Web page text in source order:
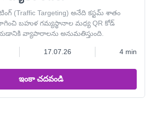
(Traffic Targeting) అనేది కస్టమ్ శాతం
బహుళ గమ్యస్థానాల మధ్య QR కోడ్
వ్యాపారాలను అనుమతిస్తుంది.
17.07.26 4 min
ఇంకా చదవండి